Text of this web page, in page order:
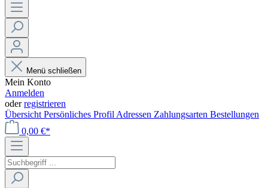
Menü schließen
Mein Konto
Anmelden
oderregistrieren
Übersicht Persönliches Profil Adressen Zahlungsarten Bestellungen
0,00 €*